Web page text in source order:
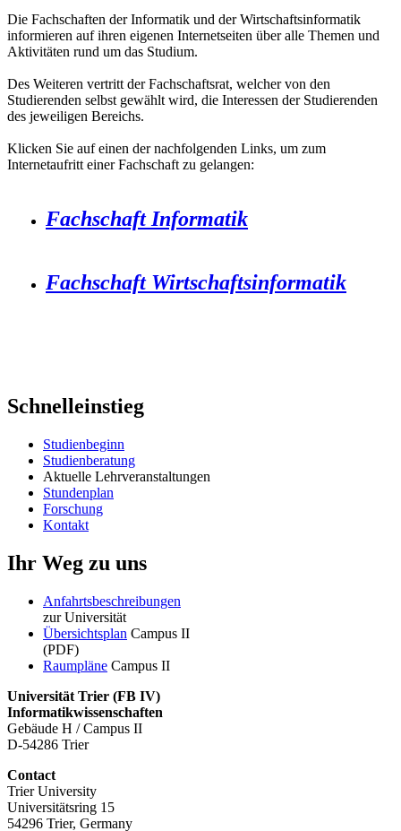
Die Fachschaften der Informatik und der Wirtschaftsinformatik
informieren auf ihren eigenen Internetseiten über alle Themen und
Aktivitäten rund um das Studium.
Des Weiteren vertritt der Fachschaftsrat, welcher von den
Studierenden selbst gewählt wird, die Interessen der Studierenden
des jeweiligen Bereichs.
Klicken Sie auf einen der nachfolgenden Links, um zum
Internetaufritt einer Fachschaft zu gelangen:
Fachschaft Informatik
Fachschaft Wirtschaftsinformatik
Schnelleinstieg
Studienbeginn
Studienberatung
Aktuelle Lehrveranstaltungen
Stundenplan
Forschung
Kontakt
Ihr Weg zu uns
Anfahrtsbeschreibungen
zur Universität
Übersichtsplan Campus II
(PDF)
Raumpläne Campus II
Universität Trier (FB IV)
Informatikwissenschaften
Gebäude H / Campus II
D-54286 Trier
Contact
Trier University
Universitätsring 15
54296 Trier, Germany